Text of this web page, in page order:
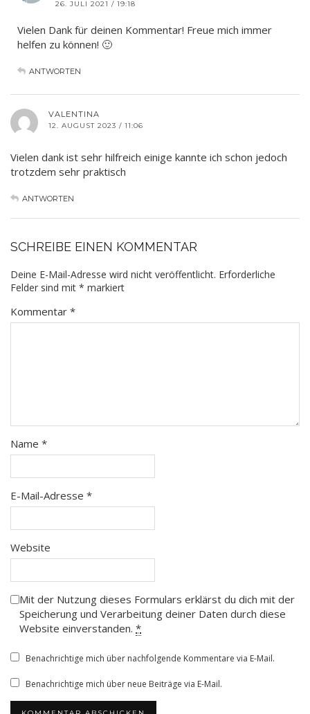
26. JULI 2021 / 19:18
Vielen Dank für deinen Kommentar! Freue mich immer
helfen zu können! 🙂
ANTWORTEN
VALENTINA
12. AUGUST 2023 / 11:06
Vielen dank ist sehr hilfreich einige kannte ich schon jedoch
trotzdem sehr praktisch
ANTWORTEN
SCHREIBE EINEN KOMMENTAR
Deine E-Mail-Adresse wird nicht veröffentlicht. Erforderliche
Felder sind mit * markiert
Kommentar *
Name *
E-Mail-Adresse *
Website
Mit der Nutzung dieses Formulars erklärst du dich mit der
Speicherung und Verarbeitung deiner Daten durch diese
Website einverstanden. *
Benachrichtige mich über nachfolgende Kommentare via E-Mail.
Benachrichtige mich über neue Beiträge via E-Mail.